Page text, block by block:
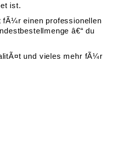
ist.
fÃ¼r einen professionellen
â€“ du
und vieles mehr fÃ¼r